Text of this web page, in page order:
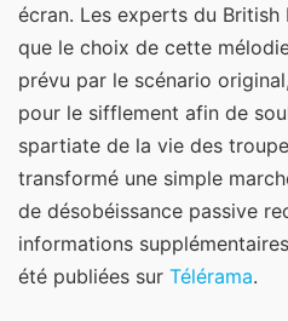
écran. Les experts du
que le choix de cette
prévu par le scénario
pour le sifflement afin de
spartiate de la vie des
transformé une simple
de désobéissance passive
informations
été publiées sur Télérama.